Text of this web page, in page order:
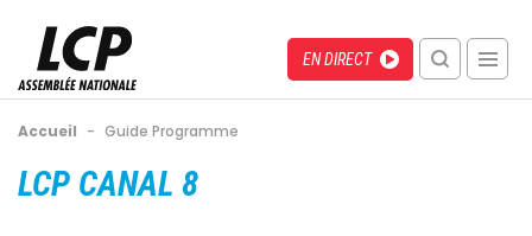
contenu
principal
Menu
recherche
mobile
Direct
EN DIRECT
Fil
Accueil - Guide Programme
Back
LCP CANAL 8